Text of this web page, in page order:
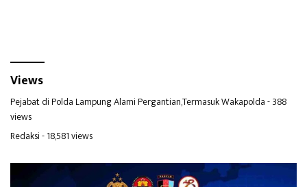
Views
Pejabat di Polda Lampung Alami Pergantian,Termasuk Wakapolda- 388
views
Redaksi- 18,581 views